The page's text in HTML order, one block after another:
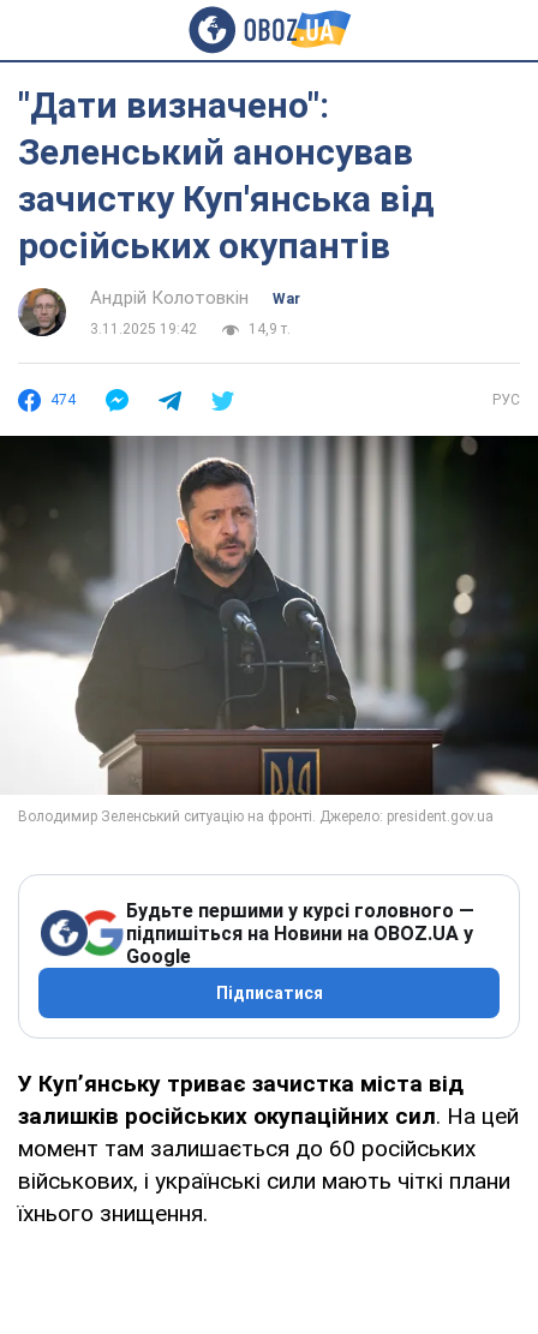
"Дати визначено":
Зеленський анонсував
зачистку Куп'янська від
російських окупантів
Андрій Колотовкін
War
3.11.2025 19:42
14,9 т.
474 РУС
Будьте першими у курсі головного —
підпишіться на Новини на OBOZ.UA у
Google
Підписатися
У Куп’янську триває зачистка міста від
залишків російських окупаційних сил. На цей
момент там залишається до 60 російських
військових, і українські сили мають чіткі плани
їхнього знищення.